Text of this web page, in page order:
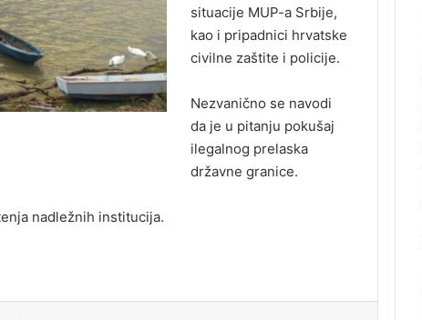
situacije MUP-a Srbije,
kao i pripadnici hrvatske
civilne zaštite i policije.
Nezvanično se navodi
da je u pitanju pokušaj
ilegalnog prelaska
državne granice.
nadležnih institucija.